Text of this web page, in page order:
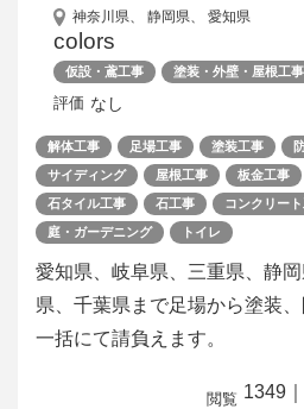
神奈川県、 静岡県、 愛知県
colors
仮設・鳶工事 塗装・外壁・屋根工事
評価 なし
解体工事 足場工事 塗装工事
サイディング
屋根工事 板金工事
石タイル工事
石工事 コンクリー
庭・ガーデニング
トイレ
愛知県、岐阜県、三重県、静岡
県、千葉県まで足場から塗装
一括にて請負えます。
閲覧 1349